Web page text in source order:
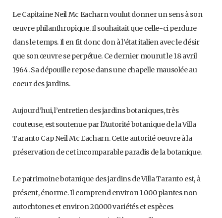
Le Capitaine Neil Mc Eacharn voulut donner un sens à son
œuvre philanthropique. Il souhaitait que celle-ci perdure
dans le temps. Il en fit donc don à l’état italien avec le désir
que son œuvre se perpétue. Ce dernier mourut le 18 avril
1964. Sa dépouille repose dans une chapelle mausolée au
coeur des jardins.
Aujourd’hui, l’entretien des jardins botaniques, très
couteuse, est soutenue par l’Autorité botanique de la Villa
Taranto Cap Neil Mc Eacharn. Cette autorité oeuvre à la
préservation de cet incomparable paradis de la botanique.
Le patrimoine botanique des jardins de Villa Taranto est, à
présent, énorme. Il comprend environ 1.000 plantes non
autochtones et environ 20.000 variétés et espèces